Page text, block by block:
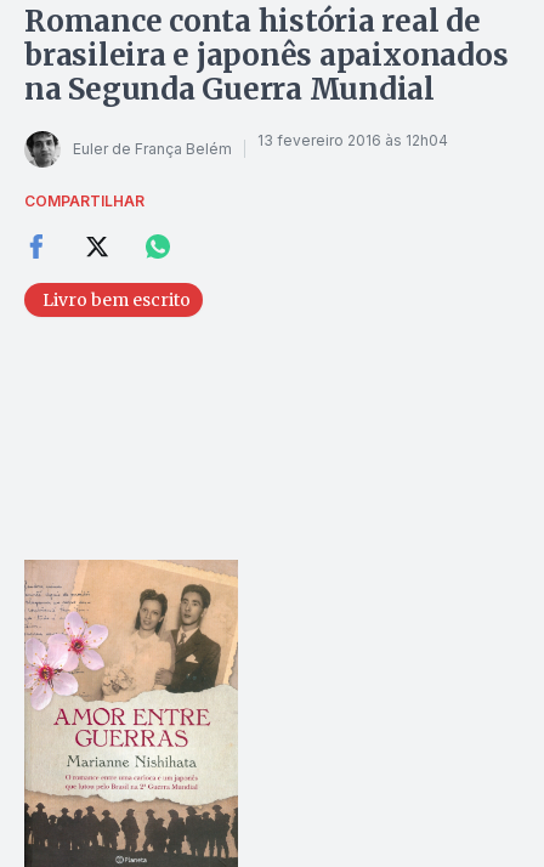
Romance conta história real de
brasileira e japonês apaixonados
na Segunda Guerra Mundial
Euler de França Belém 13 fevereiro 2016 às 12h04
COMPARTILHAR
Livro bem escrito